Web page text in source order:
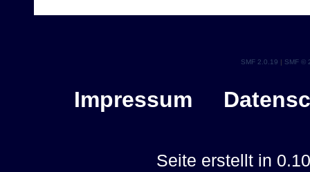
SMF 2.0.19 | SMF ©
Impressum
Seite erstellt in